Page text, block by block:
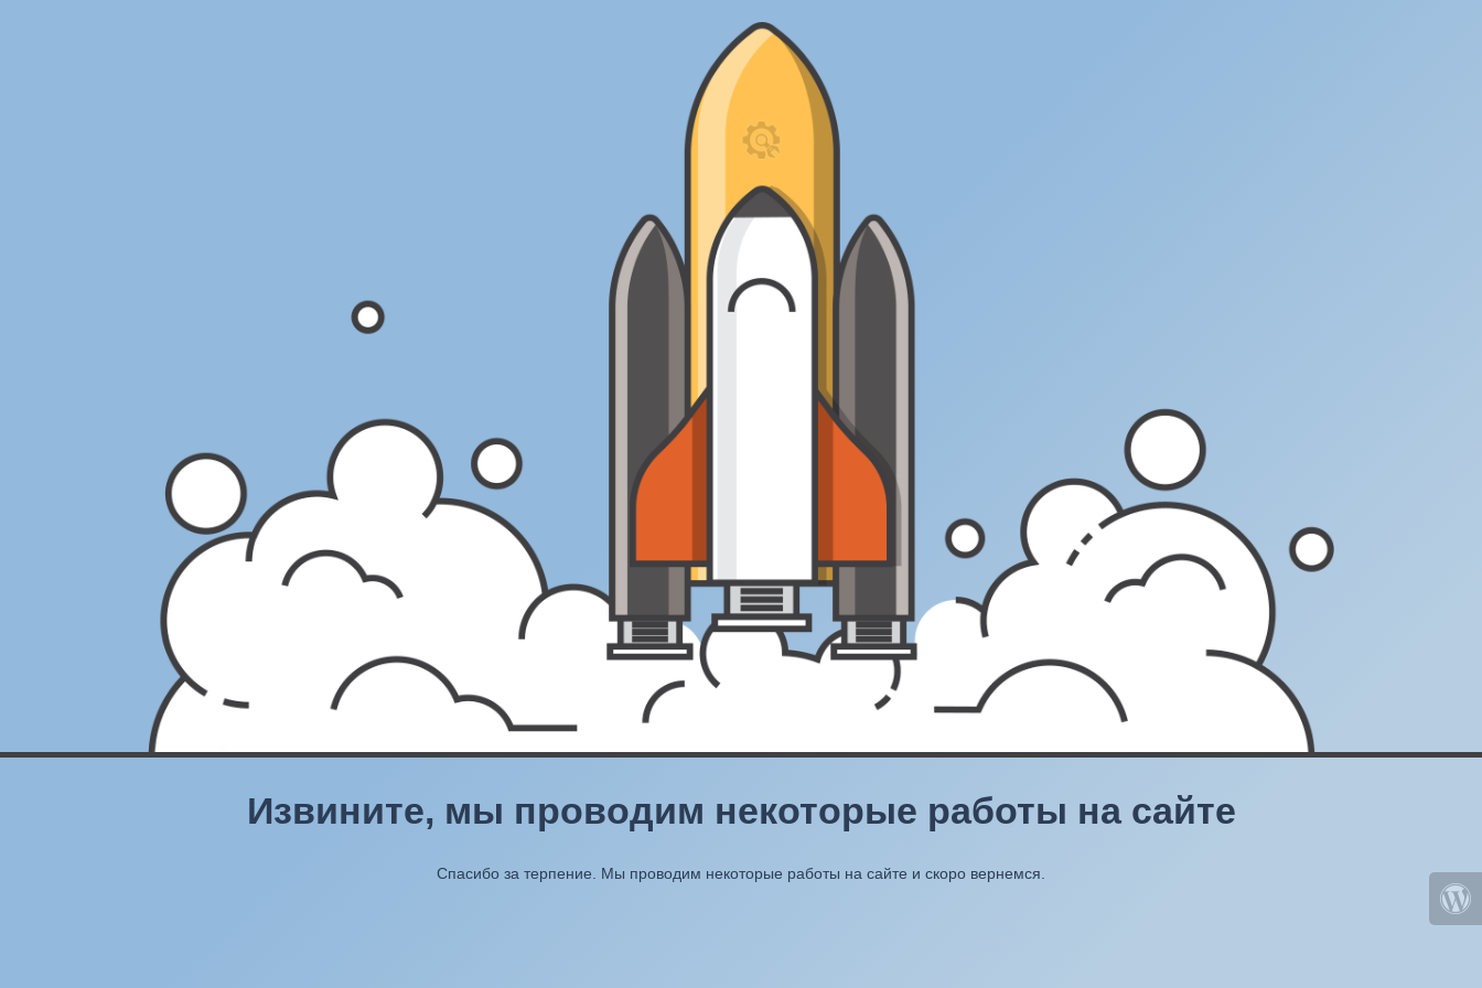
Извините, мы проводим некоторые работы на сайте
Спасибо за терпение. Мы проводим некоторые работы на сайте и скоро вернемся.